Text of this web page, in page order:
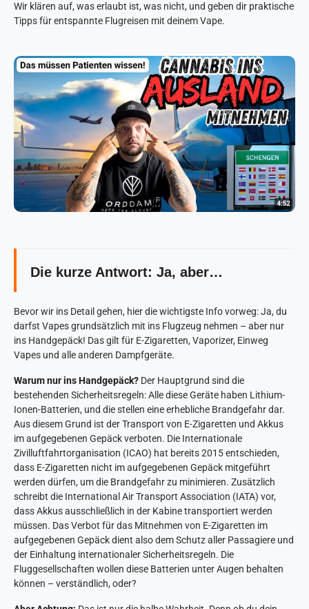
Wir klären auf, was erlaubt ist, was nicht, und geben dir praktische
Tipps für entspannte Flugreisen mit deinem Vape.
Die kurze Antwort: Ja, aber…
Bevor wir ins Detail gehen, hier die wichtigste Info vorweg: Ja, du
darfst Vapes grundsätzlich mit ins Flugzeug nehmen – aber nur
ins Handgepäck! Das gilt für E-Zigaretten, Vaporizer, Einweg
Vapes und alle anderen Dampfgeräte.
Warum nur ins Handgepäck? Der Hauptgrund sind die
bestehenden Sicherheitsregeln: Alle diese Geräte haben Lithium-
Ionen-Batterien, und die stellen eine erhebliche Brandgefahr dar.
Aus diesem Grund ist der Transport von E-Zigaretten und Akkus
im aufgegebenen Gepäck verboten. Die Internationale
Zivilluftfahrtorganisation (ICAO) hat bereits 2015 entschieden,
dass E-Zigaretten nicht im aufgegebenen Gepäck mitgeführt
werden dürfen, um die Brandgefahr zu minimieren. Zusätzlich
schreibt die International Air Transport Association (IATA) vor,
dass Akkus ausschließlich in der Kabine transportiert werden
müssen. Das Verbot für das Mitnehmen von E-Zigaretten im
aufgegebenen Gepäck dient also dem Schutz aller Passagiere und
der Einhaltung internationaler Sicherheitsregeln. Die
Fluggesellschaften wollen diese Batterien unter Augen behalten
können – verständlich, oder?